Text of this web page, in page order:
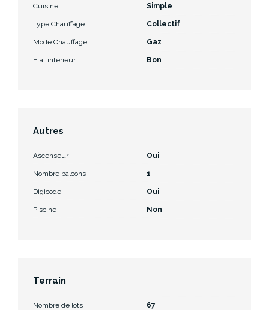
Cuisine Simple
Type Chauffage Collectif
Mode Chauffage Gaz
Etat intérieur Bon
Autres
Ascenseur Oui
Nombre balcons 1
Digicode Oui
Piscine Non
Terrain
Nombre de lots 67